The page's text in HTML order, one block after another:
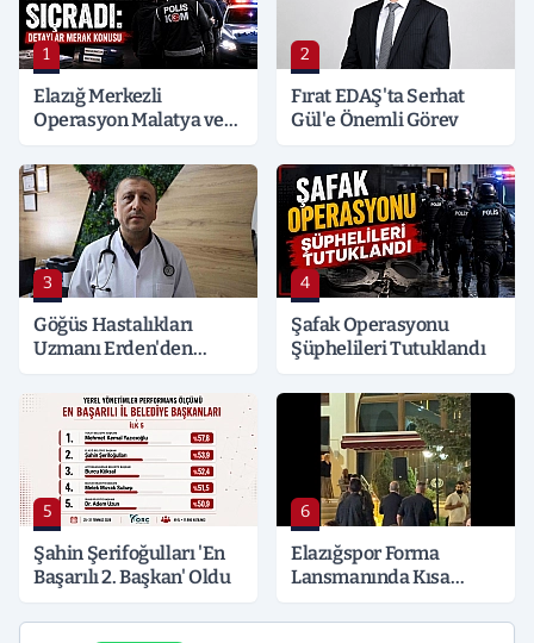
1
Elazığ Merkezli
Operasyon Malatya ve
Detaylar Merak Konusu
2
Fırat EDAŞ'ta Serhat
Gül'e Önemli Görev
3
Göğüs Hastalıkları
Uzmanı Erden'den
4
Şafak Operasyonu
Şüphelileri Tutuklandı
5
Şahin Şerifoğulları 'En
Başarılı 2. Başkan' Oldu
6
Elazığspor Forma
Lansmanında Kısa